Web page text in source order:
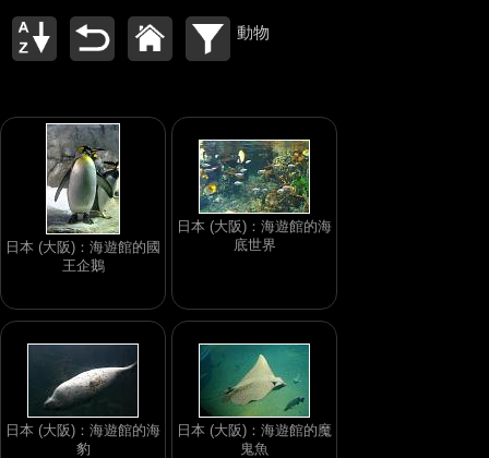
動物
日本 (大阪)：海遊館的國
王企鵝
日本 (大阪)：海遊館的海
底世界
日本 (大阪)：海遊館的海
豹
日本 (大阪)：海遊館的魔
鬼魚